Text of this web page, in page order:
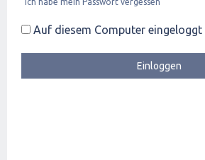
Auf diesem Computer eingeloggt